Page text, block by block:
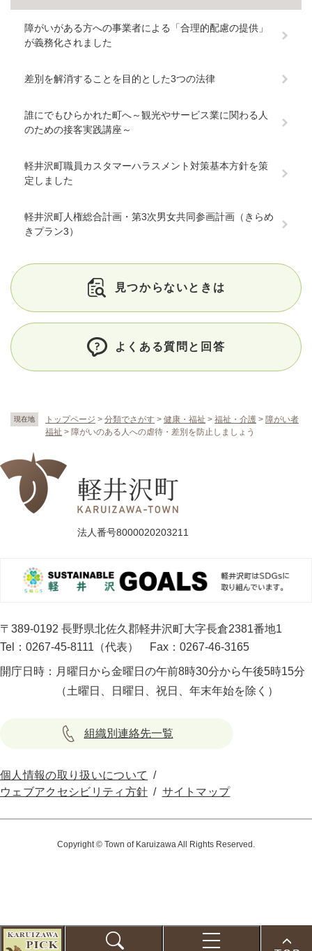
現在地 トップページ > 分類でさがす > 健康・福祉 > 福祉・介護 > 障がい者
福祉 > 障がいのある人への虐待・差別を防止しましょう
障がいがある方への事業者による「合理的配慮の提供」
が義務化されました
差別を解消することを目的とした3つの法律
誰にでもひらかれた町へ～観光やサービス業に関わる人
のための接客実践講座～
軽井沢町職員カスタマーハラスメント対策基本方針を策
定しました
軽井沢町人権総合計画・第3次男女共同参画計画（きらめ
きプラン3）
見つからないときは
よくある質問と回答
法人番号8000020203211
〒389-0192 長野県北佐久郡軽井沢町大字長倉2381番地1
Tel：0267-45-8111（代表）
Fax：0267-46-3165
開庁日時： 月曜日から金曜日の午前8時30分から午後5時15分
（土曜日、日曜日、祝日、年末年始を除く）
組織別連絡先一覧
個人情報の取り扱いについて
ウェブアクセシビリティ方針
サイトマップ
Copyright © Town of Karuizawa All Rights Reserved.